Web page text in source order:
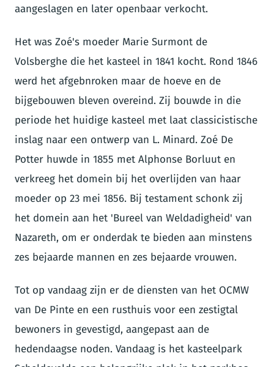
aangeslagen en later openbaar verkocht.
Het was Zoé's moeder Marie Surmont de
Volsberghe die het kasteel in 1841 kocht. Rond 1846
werd het afgebnroken maar de hoeve en de
bijgebouwen bleven overeind. Zij bouwde in die
periode het huidige kasteel met laat classicistische
inslag naar een ontwerp van L. Minard. Zoé De
Potter huwde in 1855 met Alphonse Borluut en
verkreeg het domein bij het overlijden van haar
moeder op 23 mei 1856. Bij testament schonk zij
het domein aan het 'Bureel van Weldadigheid' van
Nazareth, om er onderdak te bieden aan minstens
zes bejaarde mannen en zes bejaarde vrouwen.
Tot op vandaag zijn er de diensten van het OCMW
van De Pinte en een rusthuis voor een zestigtal
bewoners in gevestigd, aangepast aan de
hedendaagse noden. Vandaag is het kasteelpark